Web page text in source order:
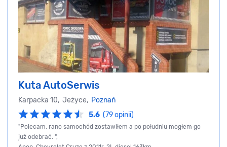
Kuta AutoSerwis
Karpacka 10, Jeżyce, Poznań
5.6 (79 opinii)
"Polecam, rano samochód zostawiłem a po południu mogłem go
już odebrać. ",